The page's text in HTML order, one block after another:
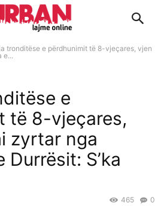
tronditëse e përdhunimit të 8-vjeçares, vjen
e...
e
të 8-vjeçares,
zyrtar nga
Durrësit: S’ka
0
465